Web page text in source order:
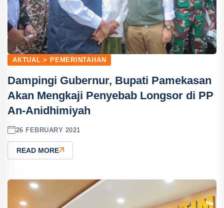
AKTUAL > PEMERINTAHAN
Dampingi Gubernur, Bupati Pamekasan
Akan Mengkaji Penyebab Longsor di PP
An-Anidhimiyah
26 FEBRUARY 2021
READ MORE